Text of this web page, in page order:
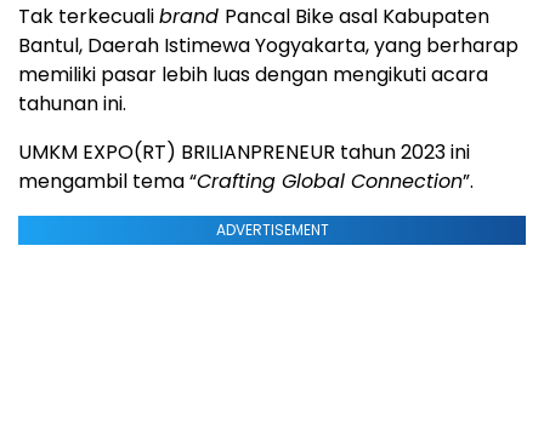
Tak terkecualibrand Pancal Bike asal Kabupaten
Bantul, Daerah Istimewa Yogyakarta, yang berharap
memiliki pasar lebih luas dengan mengikuti acara
tahunan ini.
UMKM EXPO(RT) BRILIANPRENEUR tahun 2023 ini
mengambil tema “Crafting Global Connection”.
ADVERTISEMENT